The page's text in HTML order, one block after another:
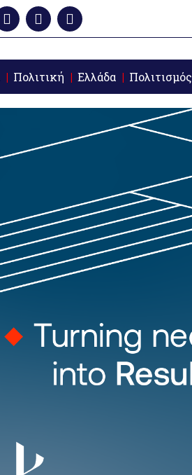
Πολιτική Ελλάδα Πολιτισμός